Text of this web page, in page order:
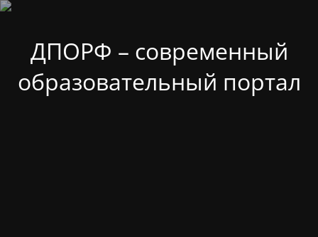
ДПОРФ – современный
образовательный портал